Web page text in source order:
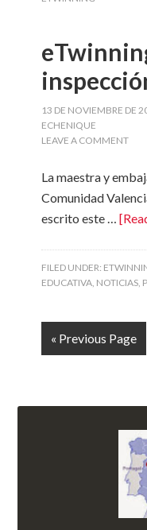
13 DE NOVIEMBRE DE
ECHENIQUE
LEAVE A COMMENT
La maestra y
Comunidad
escrito este …
FILED UNDER:
EDUCATIVA NOTICIAS
« Previous Page